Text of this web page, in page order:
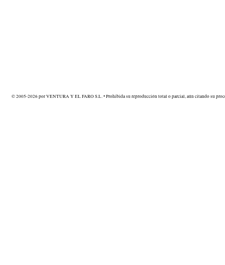
© 2005-2026 por VENTURA Y EL FARO S.L. • Prohibida su reproducción total o parcial, aún citando su